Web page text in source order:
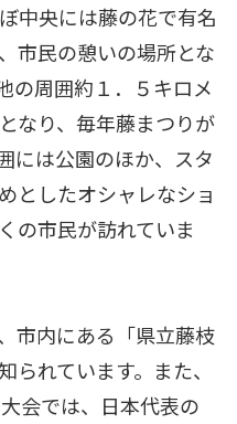
中央には藤の花で有名
市民の憩いの場所とな
の周囲約１．５キロメ
なり、毎年藤まつりが
には公園のほか、スタ
としたオシャレなショ
の市民が訪れていま
市内にある「県立藤枝
れています。また、
会では、日本代表の